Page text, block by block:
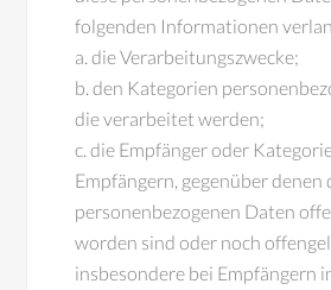
folgenden Informationen
a. die Verarbeitungszwecke;
b. den Kategorien
die verarbeitet werden;
c. die Empfänger oder
Empfängern, gegenüber denen
personenbezogenen Daten
worden sind oder noch
insbesondere bei Empfängern